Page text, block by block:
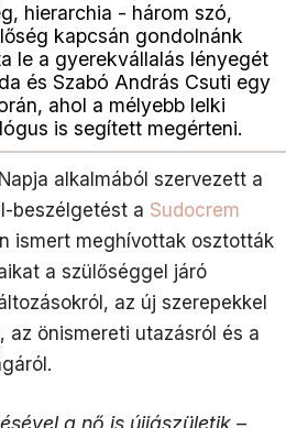
hierarchia - három szó,
kapcsán gondolnánk
le a gyerekvállalás lényegét
és Szabó András Csuti egy
ahol a mélyebb lelki
is segített megérteni.
alkalmából szervezett a
beszélgetést a Sudocrem
ismert meghívottak osztották
a szülőséggel járó
az új szerepekkel
az önismereti utazásról és a
a nő is újjászületik –